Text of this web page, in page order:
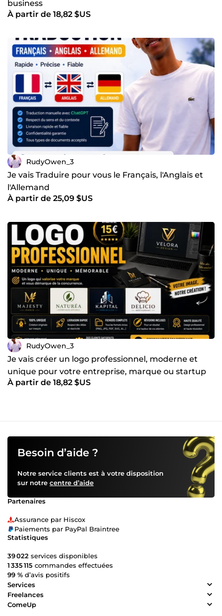
business
À partir de 18,82 $US
RudyOwen_3
Je vais Traduire pour vous le Français, l'Anglais et
l'Allemand
À partir de 25,09 $US
RudyOwen_3
Je vais créer un logo professionnel, moderne et
unique pour votre entreprise, marque ou startup
À partir de 18,82 $US
Besoin d’aide ?
Notre service clients est à votre disposition
sur notre centre d’aide
Partenaires
Assurance par Hiscox
Paiements par PayPal Braintree
Statistiques
39 022 services disponibles
1 335 115 commandes effectuées
99 % d’avis positifs
Services
Freelances
ComeUp